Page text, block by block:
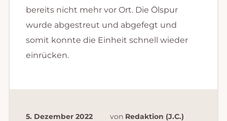
bereits nicht mehr vor Ort. Die Ölspur
wurde abgestreut und abgefegt und
somit konnte die Einheit schnell wieder
einrücken.
5. Dezember 2022 von Redaktion (J.C.)